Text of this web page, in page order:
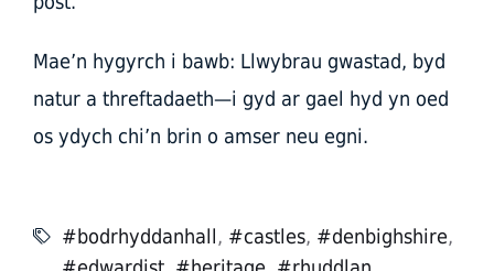
Mae’n hygyrch i bawb: Llwybrau gwastad, byd
natur a threftadaeth—i gyd ar gael hyd yn oed
os ydych chi’n brin o amser neu egni.
#bodrhyddanhall, #castles, #denbighshire,